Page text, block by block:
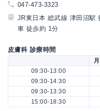
047-473-3323
JR東日本 総武線 津田沼駅
車 徒歩約 1分
皮膚科 診療時間
月
09:30-13:00
09:30-14:30
09:30-13:30
15:00-18:30